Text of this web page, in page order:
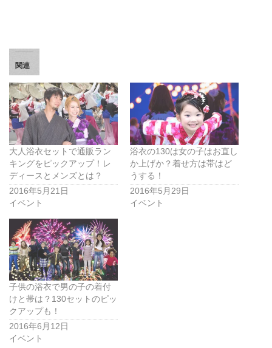
関連
大人浴衣セットで通販ラン
キングをピックアップ！レ
ディースとメンズとは？
2016年5月21日
イベント
浴衣の130は女の子はお直し
か上げか？着せ方は帯はど
うする！
2016年5月29日
イベント
子供の浴衣で男の子の着付
けと帯は？130セットのピッ
クアップも！
2016年6月12日
イベント